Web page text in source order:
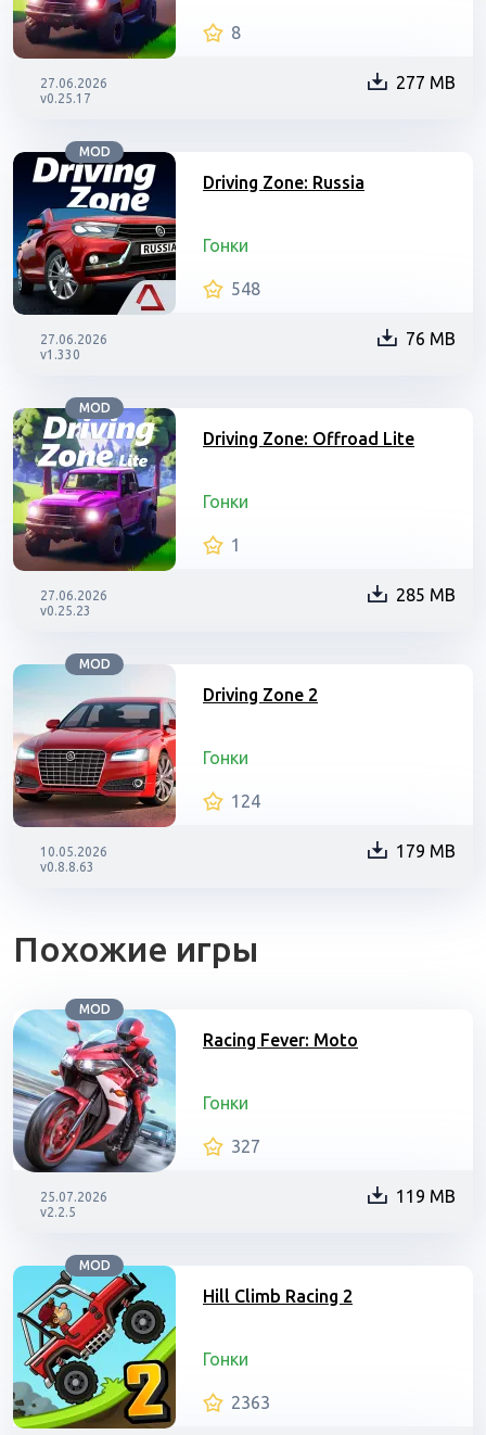
8
27.06.2026
v0.25.17
277 MB
MOD
Driving Zone: Russia
Гонки
548
27.06.2026
v1.330
76 MB
MOD
Driving Zone: Offroad Lite
Гонки
1
27.06.2026
v0.25.23
285 MB
MOD
Driving Zone 2
Гонки
124
10.05.2026
v0.8.8.63
179 MB
Похожие игры
MOD
Racing Fever: Moto
Гонки
327
25.07.2026
v2.2.5
119 MB
MOD
Hill Climb Racing 2
Гонки
2363